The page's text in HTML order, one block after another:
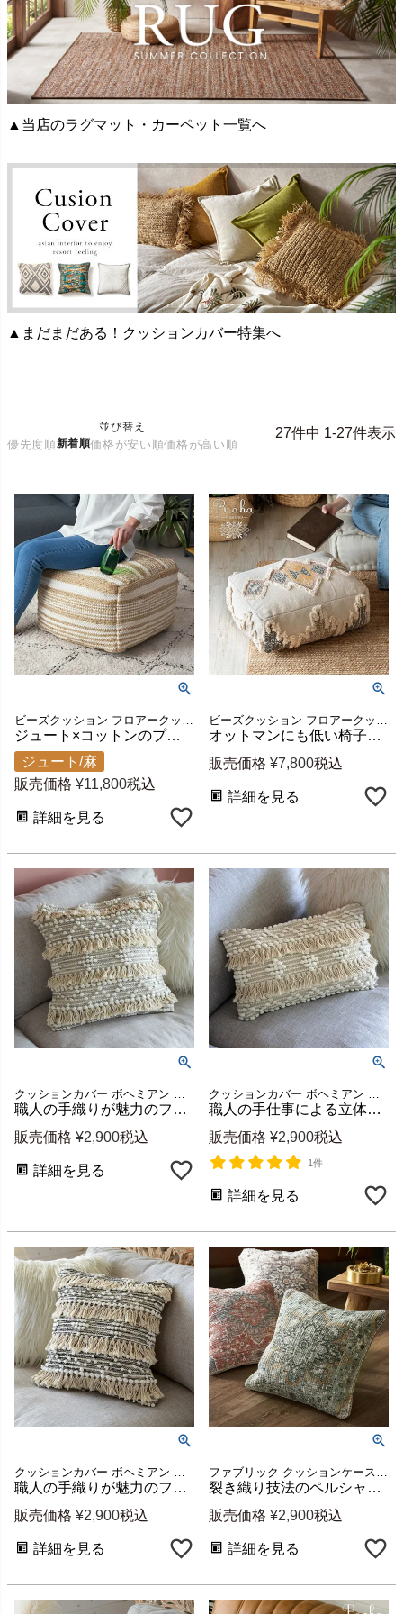
▲当店のラグマット・カーペット一覧へ
▲まだまだある！クッションカバー特集へ
並び替え
優先度順新着順価格が安い順価格が高い順
27件中 1-27件表示
ビーズクッション フロアークッション フロアスツール リビング
ジュート×コットンのプフクッション raha 座面高40cm [34541]
ジュート/麻
販売価格 ¥11,800税込
詳細を見る
ビーズクッション フロアークッション フロアスツール リビング
オットマンにも低い椅子にもなるキリム柄のプフクッション 約43×53×27cm コットン100% raha [34540]
販売価格 ¥7,800税込
詳細を見る
クッションカバー ボヘミアン フリンジ モロッコ モロッカン
職人の手織りが魅力のフリンジクッションカバー Raha グレー 45×45cm [34477-gy]
販売価格 ¥2,900税込
詳細を見る
クッションカバー ボヘミアン フリンジ モロッコ モロッカン
職人の手仕事による立体編み目のフリンジクッションカバー Raha アイボリー 約W50×D30cm [34478]
販売価格 ¥2,900税込
1件
詳細を見る
クッションカバー ボヘミアン フリンジ モロッコ モロッカン
職人の手織りが魅力のフリンジクッションカバー Raha ブラック 45×45cm [34477-bk]
販売価格 ¥2,900税込
詳細を見る
ファブリック クッションケース ソファ 寝室 クッション カバー アンティーク調 ペルシャ絨毯調 ビンテージ風 ビンテージ調 オールシーズン 春 夏 秋 冬 ギフト プレゼント
裂き織り技法のペルシャ絨毯風メダリオンクッションカバー 全3色 約45×45cm [34476]
販売価格 ¥2,900税込
詳細を見る